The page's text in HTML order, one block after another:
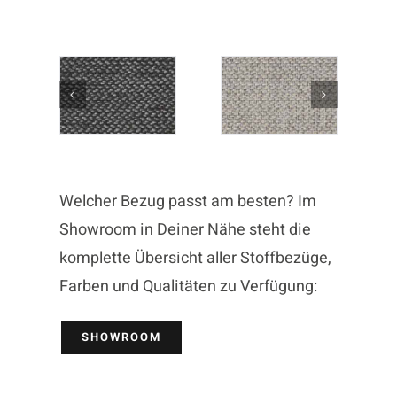
Welcher Bezug passt am besten? Im
Showroom in Deiner Nähe steht die
komplette Übersicht aller Stoffbezüge,
Farben und Qualitäten zu Verfügung:
SHOWROOM